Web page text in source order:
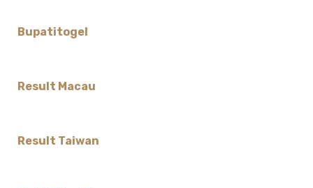
Bupatitogel
Result Macau
Result Taiwan